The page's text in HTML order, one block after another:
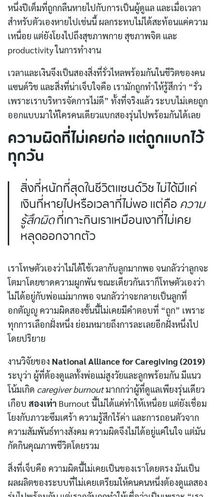
หนึ่งปีเต็มที่ถูกกลืนหายไปกับการเป็นผู้ดูแล และเมื่อเวลา
สำหรับตัวเองหายไปเช่นนี้ ผลกระทบไม่ได้สะท้อนแค่ความ
เหนื่อย แต่ยังโยงไปถึงสุขภาพกาย สุขภาพจิต และ
productivity ในการทำงาน
เวลาและเงินจึงเป็นสองสิ่งที่รั่วไหลพร้อมกันในชีวิตของคน
แซนด์วิช และสิ่งที่น่าเจ็บใจคือ เรามักถูกทำให้รู้สึกว่า “รั่ว
เพราะเราบริหารจัดการไม่ดี” ทั้งที่จริงแล้ว ระบบไม่เคยถูก
ออกแบบมาให้ใครคนเดียวแบกสองรุ่นไปพร้อมกันได้เลย
ความผิดที่ไม่เคยก่อ แต่ถูกแบกไว้
ทุกวัน
สิ่งที่หนักที่สุดในชีวิตแซนด์วิช ไม่ได้มีแค่
เงินที่หายไปหรือเวลาที่ไม่พอ แต่คือความ
รู้สึกผิดที่เกาะกินเราเหมือนเงาที่ไม่เคย
หลุดออกจากตัว
เราโทษตัวเองว่าไม่ได้ใช้เวลากับลูกมากพอ จนกลัวว่าลูกจะ
โตมาโดยขาดความผูกพัน ขณะเดียวกันเราก็โทษตัวเองว่า
ไม่ได้อยู่กับพ่อแม่มากพอ จนกลัวว่าจะกลายเป็นลูกที่
อกตัญญู ความผิดสองชั้นนี้ไม่เคยมีคำตอบที่ “ถูก” เพราะ
ทุกการเลือกฝั่งหนึ่ง ย่อมหมายถึงการละเลยอีกฝั่งหนึ่งไป
โดยปริยาย
งานวิจัยของ National Alliance for Caregiving (2019)
ระบุว่า ผู้ที่ต้องดูแลทั้งพ่อแม่สูงวัยและลูกพร้อมกัน มีแนว
โน้มเกิด caregiver burnoutมากกว่าผู้ที่ดูแลเพียงรุ่นเดียว
เกือบ สองเท่า Burnout นี้ไม่ได้แค่ทำให้เหนื่อย แต่ยังเชื่อม
โยงกับภาวะซึมเศร้า ความรู้สึกไร้ค่า และการถอนตัวจาก
ความสัมพันธ์ทางสังคม ความผิดจึงไม่ได้อยู่แค่ในใจ แต่มัน
กัดกินคุณภาพชีวิตโดยรวม
สิ่งที่เจ็บคือ ความผิดนี้ไม่เคยเป็นของเราโดยตรง มันเป็น
ผลผลิตของระบบที่ไม่เคยเตรียมให้คนคนหนึ่งต้องดูแลสอง